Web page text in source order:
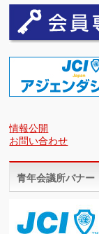
情報公開
お問い合わせ
青年会議所バナー